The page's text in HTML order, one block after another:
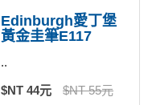
Edinburgh愛丁堡
黃金圭筆E117
..
$NT 44元 $NT 55元